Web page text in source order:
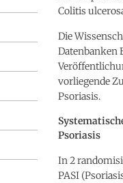
Colitis
Die
Datenbanken
vorliegende
Psoriasis.
Psoriasis
In 2
PASI